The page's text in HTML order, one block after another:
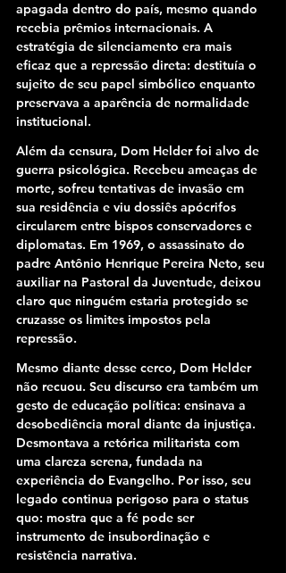
apagada dentro do país, mesmo quando
recebia prêmios internacionais. A
estratégia de silenciamento era mais
eficaz que a repressão direta: destituía o
sujeito de seu papel simbólico enquanto
preservava a aparência de normalidade
institucional.
Além da censura, Dom Helder foi alvo de
guerra psicológica. Recebeu ameaças de
morte, sofreu tentativas de invasão em
sua residência e viu dossiês apócrifos
circularem entre bispos conservadores e
diplomatas. Em 1969, o assassinato do
padre Antônio Henrique Pereira Neto, seu
auxiliar na Pastoral da Juventude, deixou
claro que ninguém estaria protegido se
cruzasse os limites impostos pela
repressão.
Mesmo diante desse cerco, Dom Helder
não recuou. Seu discurso era também um
gesto de educação política: ensinava a
desobediência moral diante da injustiça.
Desmontava a retórica militarista com
uma clareza serena, fundada na
experiência do Evangelho. Por isso, seu
legado continua perigoso para o status
quo: mostra que a fé pode ser
instrumento de insubordinação e
resistência narrativa.